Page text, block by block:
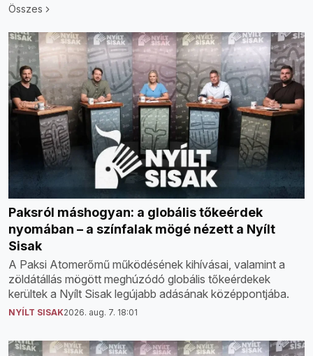
Összes
Paksról máshogyan: a globális tőkeérdek
nyomában – a színfalak mögé nézett a Nyílt
Sisak
A Paksi Atomerőmű működésének kihívásai, valamint a
zöldátállás mögött meghúzódó globális tőkeérdekek
kerültek a Nyílt Sisak legújabb adásának középpontjába.
NYÍLT SISAK2026. aug. 7. 18:01